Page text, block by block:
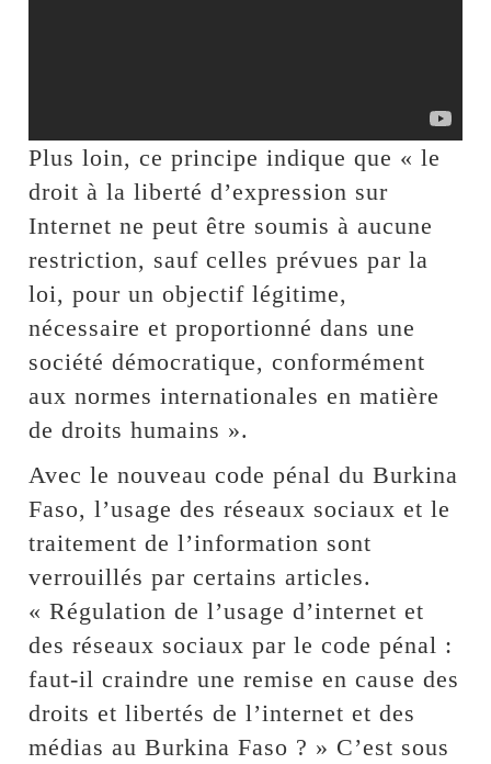
Plus loin, ce principe indique que « le
droit à la liberté d’expression sur
Internet ne peut être soumis à aucune
restriction, sauf celles prévues par la
loi, pour un objectif légitime,
nécessaire et proportionné dans une
société démocratique, conformément
aux normes internationales en matière
de droits humains ».
Avec le nouveau code pénal du Burkina
Faso, l’usage des réseaux sociaux et le
traitement de l’information sont
verrouillés par certains articles.
« Régulation de l’usage d’internet et
des réseaux sociaux par le code pénal :
faut-il craindre une remise en cause des
droits et libertés de l’internet et des
médias au Burkina Faso ? » C’est sous